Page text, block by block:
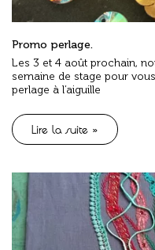
Promo perlage.
Les 3 et 4 août prochain,
semaine de stage pour
perlage à l’aiguille
Lire la suite »